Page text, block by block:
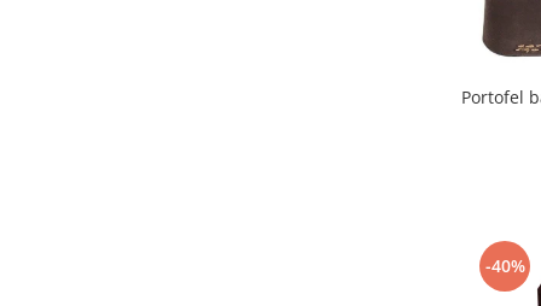
Portofel
-40%